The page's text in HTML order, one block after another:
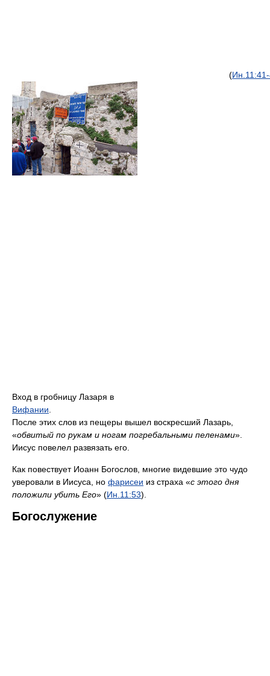
(Ин.
Вход в гробницу Лазаря в
Вифании.
После этих слов из пещеры вышел воскресший Лазарь,
«обвитый по рукам и ногам погребальными пеленами».
Иисус повелел развязать его.
Как повествует Иоанн Богослов, многие видевшие это чудо
уверовали в Иисуса, но фарисеи из страха «c этого дня
положили убить Его» (Ин.11:53).
Богослужение